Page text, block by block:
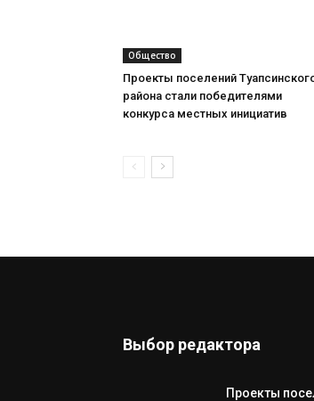
Общество
Проекты поселений
района стали победителями
конкурса местных инициатив
Выбор редактора
Проекты